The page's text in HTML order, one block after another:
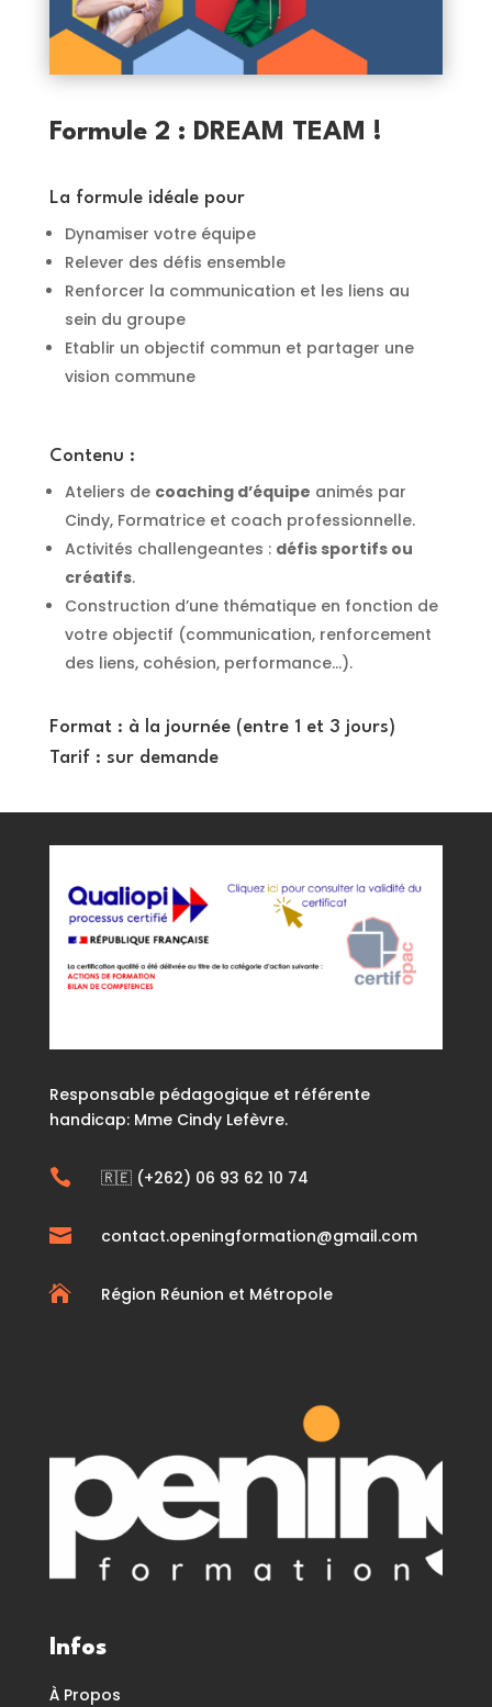
Formule 2 : DREAM TEAM !
La formule idéale pour
Dynamiser votre équipe
Relever des défis ensemble
Renforcer la communication et les liens au
sein du groupe
Etablir un objectif commun et partager une
vision commune
Contenu :
Ateliers de coaching d’équipe animés par
Cindy, Formatrice et coach professionnelle.
Activités challengeantes : défis sportifs ou
créatifs.
Construction d’une thématique en fonction de
votre objectif (communication, renforcement
des liens, cohésion, performance…).
Format : à la journée (entre 1 et 3 jours)
Tarif : sur demande
Responsable pédagogique et référente
handicap: Mme Cindy Lefèvre.
 🇷🇪 (+262) 06 93 62 10 74
 contact.openingformation@gmail.com
 Région Réunion et Métropole
Infos
À Propos